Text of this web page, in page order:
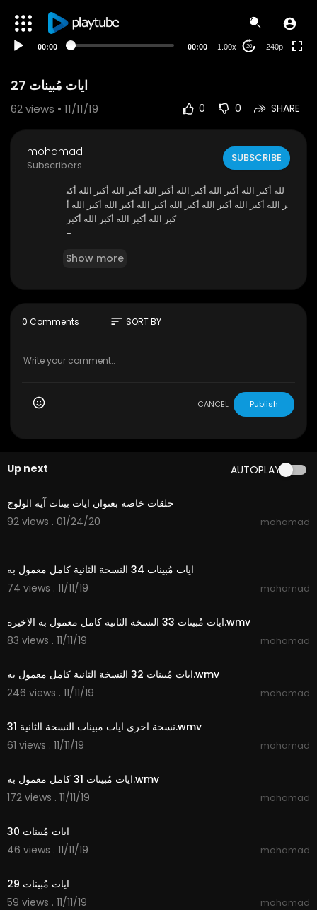
00:00 00:00 1.00x 20 240p
ايات مُبينات 27
62views • 11/11/19 0 0 SHARE
mohamad
Subscribers
SUBSCRIBE
لله أكبر الله أكبر الله أكبر الله أكبر الله أكبر الله أكبر الله أكب
ر الله أكبر الله أكبر الله أكبر الله أكبر الله أكبر الله أكبر الله أ
كبر الله أكبر الله أكبر الله أكبر
-
هذه هي قناة من قنوات محمد رسول الله على اليوتيوب
-
Show more
0 Comments sort SORT BY
CANCEL Publish
Up next AUTOPLAY
1:15
حلقات خاصة بعنوان ايات بينات آية الولوج
92 views . 01/24/20
mohamad
ايات مُبينات 34 النسخة الثانية كامل معمول به
74 views . 11/11/19
mohamad
ايات مُبينات 33 النسخة الثانية كامل معمول به الاخيرة.wmv
83 views . 11/11/19
mohamad
ايات مُبينات 32 النسخة الثانية كامل معمول به.wmv
246 views . 11/11/19
mohamad
31 نسخة اخرى ايات مبينات النسخة الثانية.wmv
61 views . 11/11/19
mohamad
ايات مُبينات 31 كامل معمول به.wmv
172 views . 11/11/19
mohamad
ايات مُبينات 30
46 views . 11/11/19
mohamad
ايات مُبينات 29
59 views . 11/11/19
mohamad